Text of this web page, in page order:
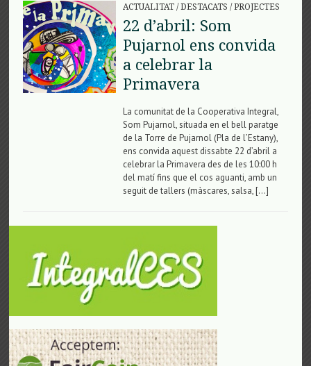
ACTUALITAT/DESTACATS /PROJECTES
22 d’abril: Som
Pujarnol ens convida
a celebrar la
Primavera
La comunitat de la Cooperativa Integral,
Som Pujarnol, situada en el bell paratge
de la Torre de Pujarnol (Pla de l’Estany),
ens convida aquest dissabte 22 d’abril a
celebrar la Primavera des de les 10:00 h
del matí fins que el cos aguanti, amb un
seguit de tallers (màscares, salsa, […]